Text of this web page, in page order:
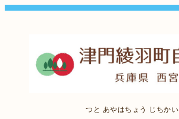
つと あやはちょう じちかい